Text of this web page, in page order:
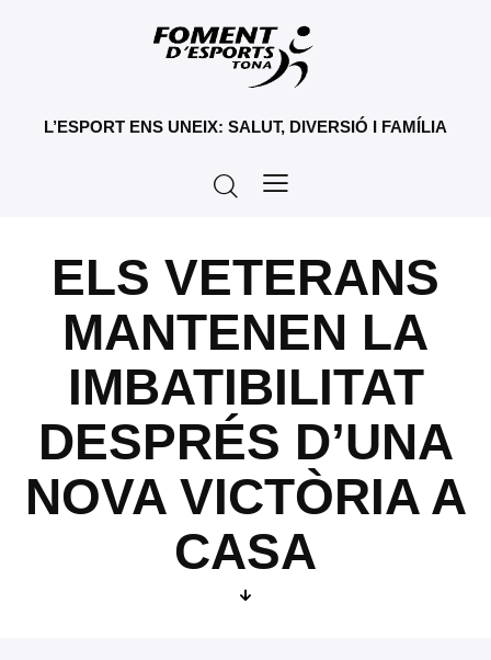
L’ESPORT ENS UNEIX: SALUT, DIVERSIÓ I FAMÍLIA
ELS VETERANS
MANTENEN LA
IMBATIBILITAT
DESPRÉS D’UNA
NOVA VICTÒRIA A
CASA